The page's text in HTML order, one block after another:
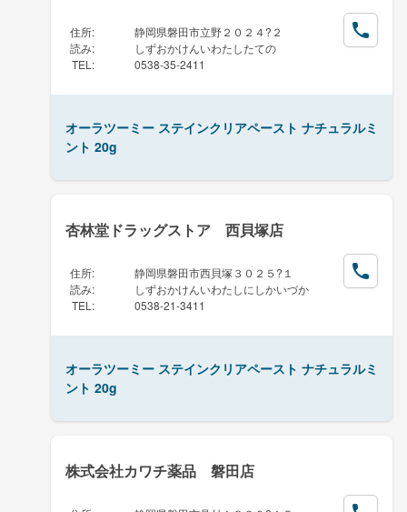
住所:
静岡県磐田市立野２０２４?２
読み:
しずおかけんいわたしたての
TEL : 0538-35-2411
オーラツーミー ステインクリアペースト ナチュラルミ
ント 20g
杏林堂ドラッグストア 西貝塚店
住所:
静岡県磐田市西貝塚３０２５?１
読み:
しずおかけんいわたしにしかいづか
TEL : 0538-21-3411
オーラツーミー ステインクリアペースト ナチュラルミ
ント 20g
株式会社カワチ薬品 磐田店